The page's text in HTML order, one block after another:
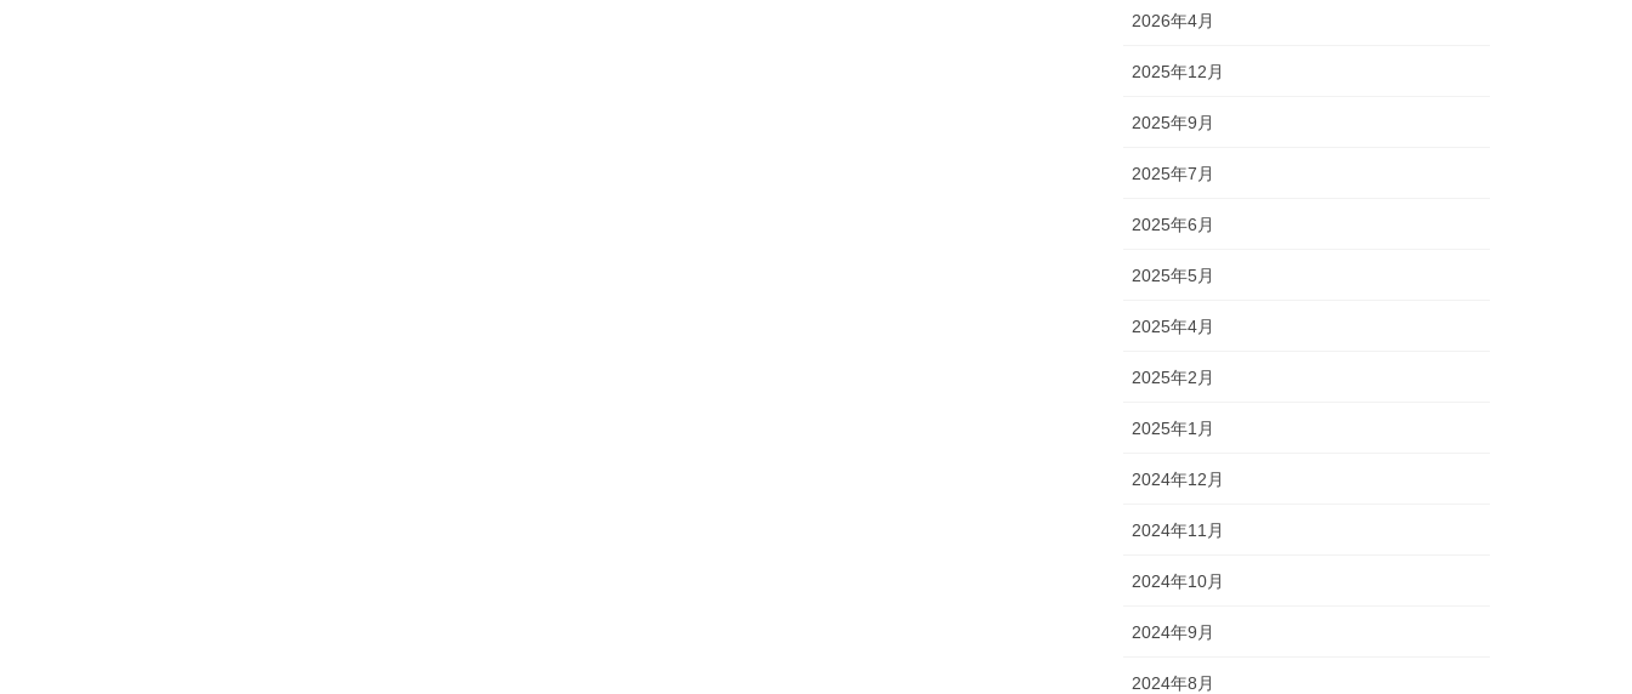
2026年4月
2025年12月
2025年9月
2025年7月
2025年6月
2025年5月
2025年4月
2025年2月
2025年1月
2024年12月
2024年11月
2024年10月
2024年9月
2024年8月